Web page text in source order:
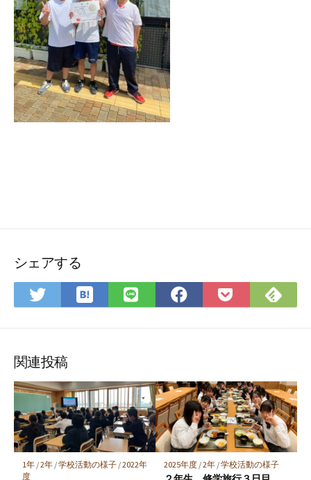
シェアする
Twitter
で
ア
は
て
ク
マ
ー
ク
に
保
LINE
で
Facebook
で
Pocket
に
で
関連投稿
1年/2年/学校活動の様子/2022年
度
2025年度/2年/学校活動の様子